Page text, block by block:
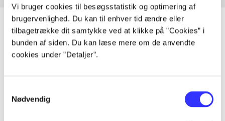
Vi bruger cookies til besøgsstatistik og optimering af
brugervenlighed. Du kan til enhver tid ændre eller
tilbagetrække dit samtykke ved at klikke på ”Cookies” i
bunden af siden. Du kan læse mere om de anvendte
cookies under ”Detaljer”.
Nødvendig
Artikler
...